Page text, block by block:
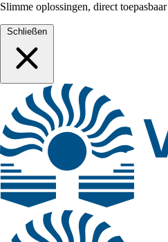
Slimme oplossingen, direct toepasbaar
Schließen